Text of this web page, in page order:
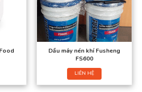
Dầu máy nén khí Fusheng
FS600
LIÊN HỆ